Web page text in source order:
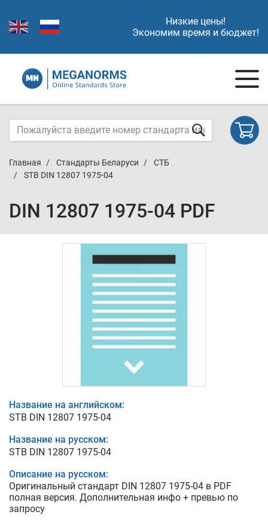
Низкие цены!
Экономим время и бюджет!
Главная Стандарты Беларуси
СТБ
STB DIN 12807 1975-04
DIN 12807 1975-04 PDF
Название на английском:
STB DIN 12807 1975-04
Название на русском:
STB DIN 12807 1975-04
Описание на русском:
Оригинальный стандарт DIN 12807 1975-04 в PDF
полная версия. Дополнительная инфо + превью по
запросу